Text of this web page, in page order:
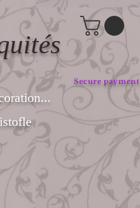
Secure payment